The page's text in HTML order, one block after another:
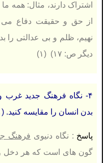
اشتراک دارند، مثال: همه
از حق و حقیقت دفاع می
نهیم، ظلم و بی عدالتی
دیگر ص: ۱۷) (۱)
۴- نگاه فرهنگ جدید غرب
بدن انسان را مقایسه كنيد. (۱ نمره)
پاسخ : نگاه دنیوی فرهنگ
گون های است كه هر دخل